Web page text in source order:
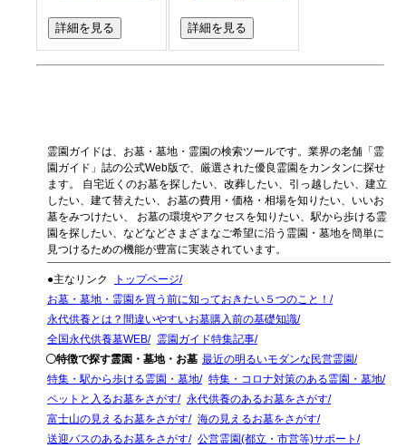
詳細を見る 詳細を見る
霊園ガイドは、お墓・墓地・霊園の検索ツールです。業界の老舗「霊
園ガイド」誌の公式Web版で、厳選された優良霊園をカンタンに探せ
ます。 自宅近くのお墓を探したい、改葬したい、引っ越したい、建立
したい、建て替えたい、お墓の費用・価格・相場を知りたい、いいお
墓をみつけたい、 お墓の環境やアクセスを知りたい、駅から歩ける霊
園を探したい、などなどさまざまなご希望に沿う霊園・墓地を簡単に
見つけるための機能が豊富に実装されています。
●主なリンク
トップページ
お墓・墓地・霊園を買う前に知っておきたい５つのこと！
永代供養とは？間違いやすいお墓購入前の基礎知識
全国永代供養墓WEB
霊園ガイド特集記事
〇特徴で探す霊園・墓地・お墓 最近の明るいモダンな民営霊園
特集・駅から歩ける霊園・墓地
特集・コロナ対策のある霊園・墓地
ペットと入るお墓をさがす
永代供養のあるお墓をさがす
富士山の見えるお墓をさがす
海の見えるお墓をさがす
送迎バスのあるお墓をさがす
公営霊園(都立・市営等)サポート